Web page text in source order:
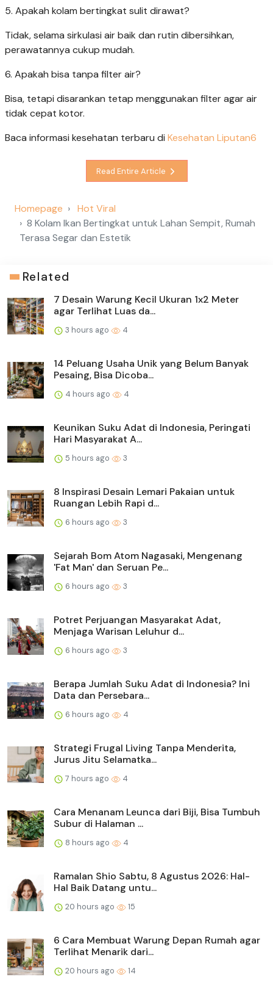
5. Apakah kolam bertingkat sulit dirawat?
Tidak, selama sirkulasi air baik dan rutin dibersihkan,
perawatannya cukup mudah.
6. Apakah bisa tanpa filter air?
Bisa, tetapi disarankan tetap menggunakan filter agar air
tidak cepat kotor.
Baca informasi kesehatan terbaru di Kesehatan Liputan6
Read Entire Article
Homepage
Hot Viral
8 Kolam Ikan Bertingkat untuk Lahan Sempit, Rumah
Terasa Segar dan Estetik
Related
7 Desain Warung Kecil Ukuran 1x2 Meter
agar Terlihat Luas da...
3 hours ago 4
14 Peluang Usaha Unik yang Belum Banyak
Pesaing, Bisa Dicoba...
4 hours ago 4
Keunikan Suku Adat di Indonesia, Peringati
Hari Masyarakat A...
5 hours ago 3
8 Inspirasi Desain Lemari Pakaian untuk
Ruangan Lebih Rapi d...
6 hours ago 3
Sejarah Bom Atom Nagasaki, Mengenang
'Fat Man' dan Seruan Pe...
6 hours ago 3
Potret Perjuangan Masyarakat Adat,
Menjaga Warisan Leluhur d...
6 hours ago 3
Berapa Jumlah Suku Adat di Indonesia? Ini
Data dan Persebara...
6 hours ago 4
Strategi Frugal Living Tanpa Menderita,
Jurus Jitu Selamatka...
7 hours ago 4
Cara Menanam Leunca dari Biji, Bisa Tumbuh
Subur di Halaman ...
8 hours ago 4
Ramalan Shio Sabtu, 8 Agustus 2026: Hal-
Hal Baik Datang untu...
20 hours ago 15
6 Cara Membuat Warung Depan Rumah agar
Terlihat Menarik dari...
20 hours ago 14